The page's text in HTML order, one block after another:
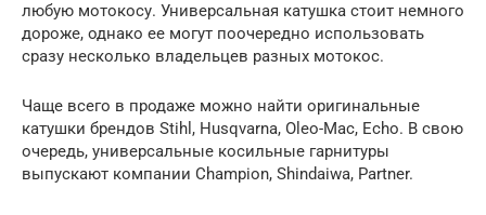
любую мотокосу. Универсальная катушка стоит немного
дороже, однако ее могут поочередно использовать
сразу несколько владельцев разных мотокос.
Чаще всего в продаже можно найти оригинальные
катушки брендов Stihl, Husqvarna, Oleo-Mac, Echo. В свою
очередь, универсальные косильные гарнитуры
выпускают компании Champion, Shindaiwa, Partner.